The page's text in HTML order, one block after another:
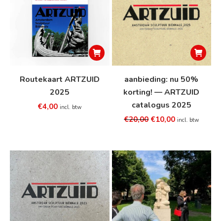
de
Routekaart ARTZUID
2025
€4,00 incl. btw
aanbieding: nu 50%
korting! — ARTZUID
catalogus 2025
€20,00 Oorspronkelijke
€20,00.
€10,00Huidige
€10,00.
incl. btw